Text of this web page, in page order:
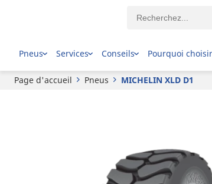
Pneus Services Conseils Pourquoi
Page d'accueil Pneus MICHELIN XLD D1
XLD D1